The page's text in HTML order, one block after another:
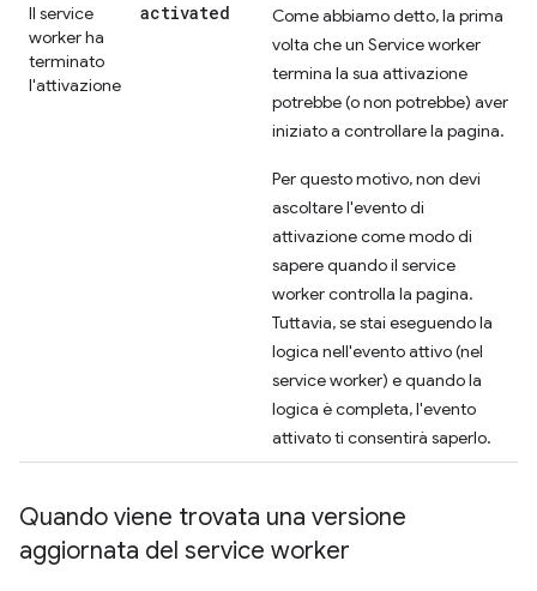
Il service
worker ha
terminato
l'attivazione
activated
Come abbiamo detto, la prima
volta che un Service worker
termina la sua attivazione
potrebbe (o non potrebbe) aver
iniziato a controllare la pagina.
Per questo motivo, non devi
ascoltare l'evento di
attivazione come modo di
sapere quando il service
worker controlla la pagina.
Tuttavia, se stai eseguendo la
logica nell'evento attivo (nel
service worker) e quando la
logica è completa, l'evento
attivato ti consentirà saperlo.
Quando viene trovata una versione
aggiornata del service worker